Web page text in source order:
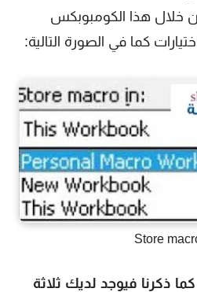
خلال هذا الكومبوبكس
كما في الصورة التالية:
ذكرنا فيوجد لديك ثلاثة